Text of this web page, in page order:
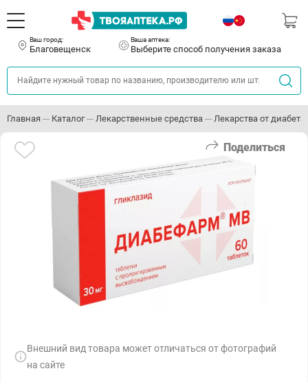
Ваш город:
Благовещенск
Ваша аптека:
Выберите способ получения заказа
Главная Каталог Лекарственные средства Лекарства от диабета
Поделиться
Внешний вид товара может отличаться от фотографий
на сайте